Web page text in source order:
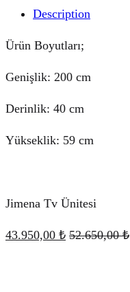
Description
Ürün Boyutları;
Genişlik: 200 cm
Derinlik: 40 cm
Yükseklik: 59 cm
Jimena Tv Ünitesi
43.950,00 ₺ 52.650,00₺